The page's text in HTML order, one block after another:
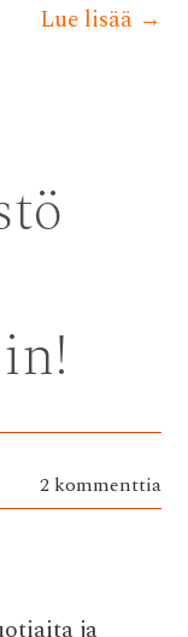
Lue lisää →
2 kommenttia
ja